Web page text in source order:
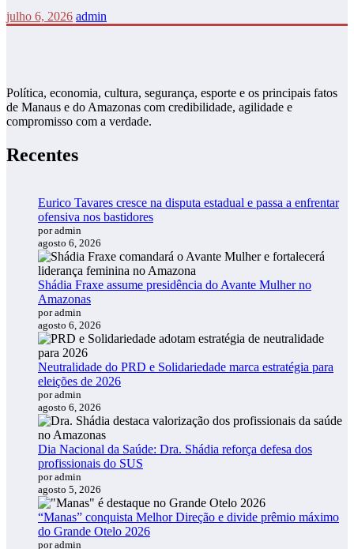
julho 6, 2026 admin
Política, economia, cultura, segurança, esporte e os principais fatos
de Manaus e do Amazonas com credibilidade, agilidade e
compromisso com a verdade.
Recentes
Eurico Tavares cresce na disputa estadual e passa a enfrentar
ofensiva nos bastidores
por admin
agosto 6, 2026
Shádia Fraxe assume presidência do Avante Mulher no
Amazonas
por admin
agosto 6, 2026
Neutralidade do PRD e Solidariedade marca estratégia para
eleições de 2026
por admin
agosto 6, 2026
Dia Nacional da Saúde: Dra. Shádia reforça defesa dos
profissionais do SUS
por admin
agosto 5, 2026
“Manas” conquista Melhor Direção e divide prêmio máximo
do Grande Otelo 2026
por admin